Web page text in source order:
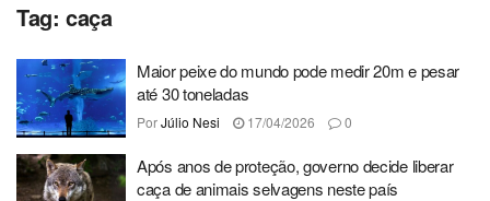
Tag: caça
Maior peixe do mundo pode medir 20m e pesar
até 30 toneladas
PorJúlio Nesi 17/04/2026 0
Após anos de proteção, governo decide liberar
caça de animais selvagens neste país